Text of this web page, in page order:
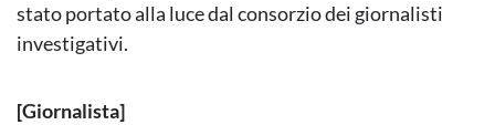
stato portato alla luce dal consorzio dei giornalisti
investigativi.
[Giornalista]